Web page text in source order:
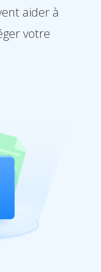
aider à
votre